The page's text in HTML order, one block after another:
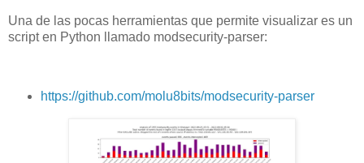
Una de las pocas herramientas que permite visualizar es un
script en Python llamado modsecurity-parser:
https://github.com/molu8bits/modsecurity-parser